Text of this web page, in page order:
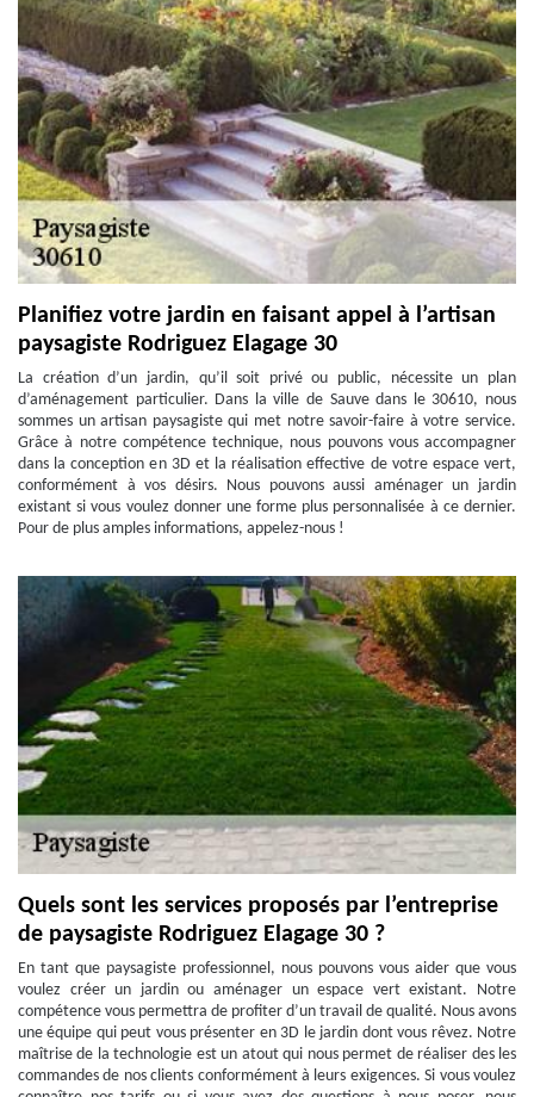
Planifiez votre jardin en faisant appel à l’artisan
paysagiste Rodriguez Elagage 30
La création d’un jardin, qu’il soit privé ou public, nécessite un plan
d’aménagement particulier. Dans la ville de Sauve dans le 30610, nous
sommes un artisan paysagiste qui met notre savoir-faire à votre service.
Grâce à notre compétence technique, nous pouvons vous accompagner
dans la conception en 3D et la réalisation effective de votre espace vert,
conformément à vos désirs. Nous pouvons aussi aménager un jardin
existant si vous voulez donner une forme plus personnalisée à ce dernier.
Pour de plus amples informations, appelez-nous !
Quels sont les services proposés par l’entreprise
de paysagiste Rodriguez Elagage 30 ?
En tant que paysagiste professionnel, nous pouvons vous aider que vous
voulez créer un jardin ou aménager un espace vert existant. Notre
compétence vous permettra de profiter d’un travail de qualité. Nous avons
une équipe qui peut vous présenter en 3D le jardin dont vous rêvez. Notre
maîtrise de la technologie est un atout qui nous permet de réaliser des les
commandes de nos clients conformément à leurs exigences. Si vous voulez